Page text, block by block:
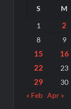
S M
1
2
8 9
15 16
22
23
29 30
« Feb Apr »